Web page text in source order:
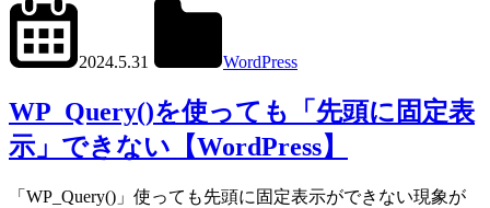
2024.5.31
WordPress
WP_Query()を使っても「先頭に固定表
示」できない【WordPress】
「WP_Query()」使っても先頭に固定表示ができない現象が